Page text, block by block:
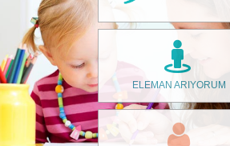
ELEMAN ARIYORUM